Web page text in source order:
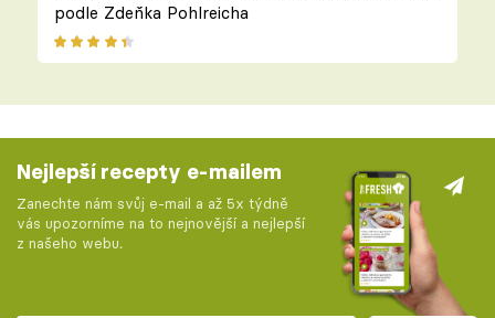
podle Zdeňka Pohlreicha
Nejlepší recepty e-mailem
Zanechte nám svůj e-mail a až 5x týdně
vás upozorníme na to nejnovější a nejlepší
z našeho webu.